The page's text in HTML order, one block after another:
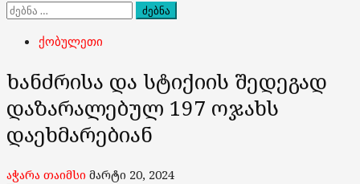
ძებნა:
ქობულეთი
ხანძრისა და სტიქიის შედეგად
დაზარალებულ 197 ოჯახს
დაეხმარებიან
აჭარა თაიმსი მარტი 20, 2024